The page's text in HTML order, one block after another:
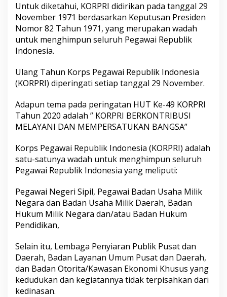
Untuk diketahui, KORPRI didirikan pada tanggal 29
November 1971 berdasarkan Keputusan Presiden
Nomor 82 Tahun 1971, yang merupakan wadah
untuk menghimpun seluruh Pegawai Republik
Indonesia.
Ulang Tahun Korps Pegawai Republik Indonesia
(KORPRI) diperingati setiap tanggal 29 November.
Adapun tema pada peringatan HUT Ke-49 KORPRI
Tahun 2020 adalah ” KORPRI BERKONTRIBUSI
MELAYANI DAN MEMPERSATUKAN BANGSA”
Korps Pegawai Republik Indonesia (KORPRI) adalah
satu-satunya wadah untuk menghimpun seluruh
Pegawai Republik Indonesia yang meliputi:
Pegawai Negeri Sipil, Pegawai Badan Usaha Milik
Negara dan Badan Usaha Milik Daerah, Badan
Hukum Milik Negara dan/atau Badan Hukum
Pendidikan,
Selain itu, Lembaga Penyiaran Publik Pusat dan
Daerah, Badan Layanan Umum Pusat dan Daerah,
dan Badan Otorita/Kawasan Ekonomi Khusus yang
kedudukan dan kegiatannya tidak terpisahkan dari
kedinasan.